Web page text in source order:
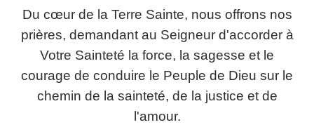
Du cœur de la Terre Sainte, nous offrons nos
prières, demandant au Seigneur d'accorder à
Votre Sainteté la force, la sagesse et le
courage de conduire le Peuple de Dieu sur le
chemin de la sainteté, de la justice et de
l'amour.